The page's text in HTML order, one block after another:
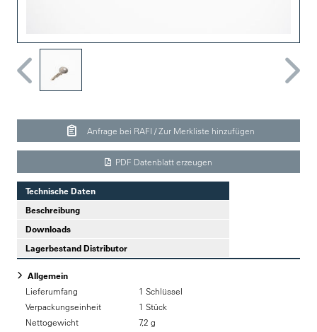
Anfrage bei RAFI / Zur Merkliste hinzufügen
PDF Datenblatt erzeugen
Technische Daten
Beschreibung
Downloads
Lagerbestand Distributor
Allgemein
Lieferumfang
1 Schlüssel
Verpackungseinheit
1 Stück
Nettogewicht
7,2 g